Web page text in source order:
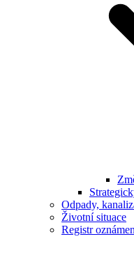
Odpady,
Životní situace
Registr